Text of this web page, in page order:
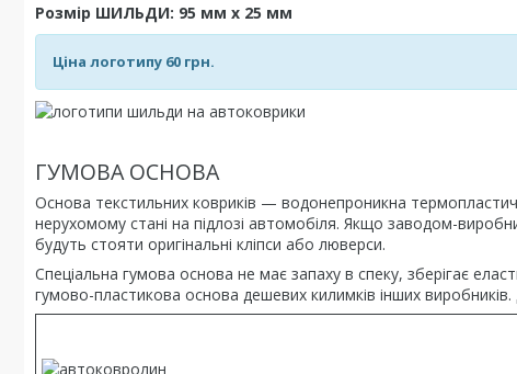
Розмір ШИЛЬДИ: 95 мм х 25 мм
Ціна логотипу 60 грн.
ГУМОВА ОСНОВА
Основа текстильних ковриків — водонепроникна
нерухомому стані на підлозі автомобіля. Якщо заводом-
будуть стояти оригінальні кліпси або люверси.
Спеціальна гумова основа не має запаху в спеку, зберігає
гумово-пластикова основа дешевих килимків інших